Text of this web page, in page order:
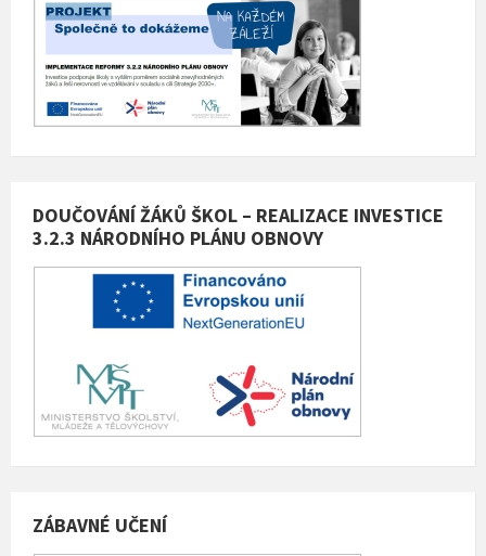
DOUČOVÁNÍ ŽÁKŮ ŠKOL – REALIZACE INVESTICE
3.2.3 NÁRODNÍHO PLÁNU OBNOVY
ZÁBAVNÉ UČENÍ